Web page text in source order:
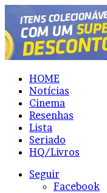
HOME
Notícias
Cinema
Resenhas
Lista
Seriado
HQ/Livros
Seguir
Facebook